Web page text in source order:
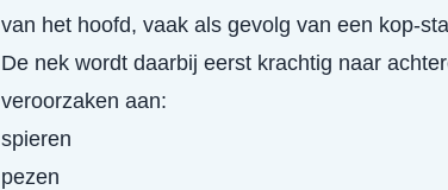
van het hoofd, vaak als gevolg van een kop-
De nek wordt daarbij eerst krachtig naar
veroorzaken aan:
spieren
pezen